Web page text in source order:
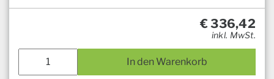
€336,42
inkl. MwSt.
In den Warenkorb